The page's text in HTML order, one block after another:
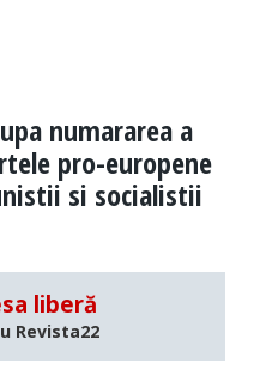
numararea a
pro-europene
si socialistii
liberă
Revista22